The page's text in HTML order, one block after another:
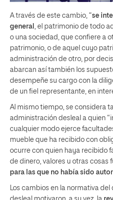
A través de este cambio, “se
general
, el patrimonio de todo
o una sociedad, que confiere a
patrimonio, o de aquel cuyo
administración de otro, por
abarcan así también los
desempeñe su cargo con la
de un fiel representante, en
Al mismo tiempo, se considera
administración desleal a quien
cualquier modo ejerce
mueble que ha recibido con
ocurre con quien haya recibido
de dinero, valores u otras cosas
para las que no había sido
Los cambios en la normativa